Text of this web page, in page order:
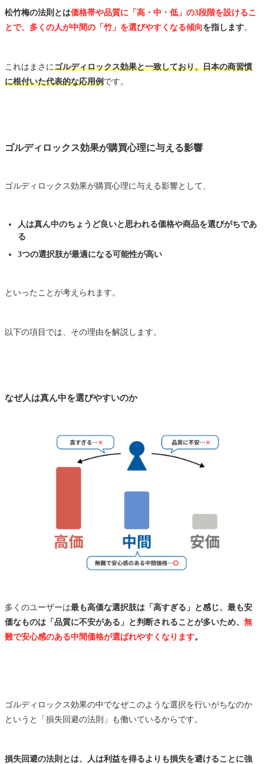
松竹梅の法則とは価格帯や品質に「高・中・低」の3段階を設けるこ
とで、多くの人が中間の「竹」を選びやすくなる傾向を指します。
これはまさにゴルディロックス効果と一致しており、日本の商習慣
に根付いた代表的な応用例です。
ゴルディロックス効果が購買心理に与える影響
ゴルディロックス効果が購買心理に与える影響として、
人は真ん中のちょうど良いと思われる価格や商品を選びがちであ
る
3つの選択肢が最適になる可能性が高い
といったことが考えられます。
以下の項目では、その理由を解説します。
なぜ人は真ん中を選びやすいのか
多くのユーザーは最も高価な選択肢は「高すぎる」と感じ、最も安
価なものは「品質に不安がある」と判断されることが多いため、 無
難で安心感のある中間価格が選ばれやすくなります。
ゴルディロックス効果の中でなぜこのような選択を行いがちなのか
というと「損失回避の法則」も働いているからです。
損失回避の法則とは、人は利益を得るよりも損失を避けることに強